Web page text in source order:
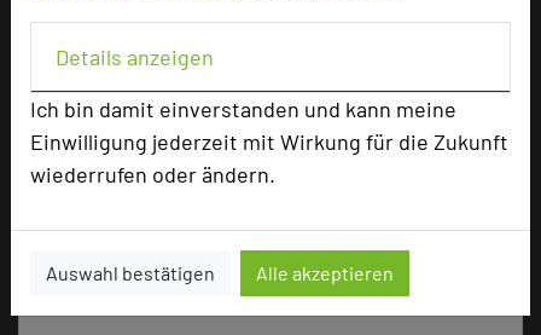
Details anzeigen
Ich bin damit einverstanden und kann meine
Einwilligung jederzeit mit Wirkung für die Zukunft
wiederrufen oder ändern.
Auswahl bestätigen Alle akzeptieren
Hoteldaten
Max. Tagungskapazität (Personen)
U-Form
Reihenbestuhlung
80